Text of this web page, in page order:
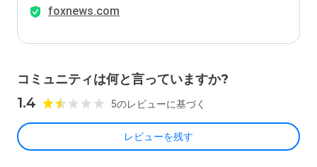
foxnews.com
コミュニティは何と言っていますか?
1.4 5のレビューに基づく
レビューを残す